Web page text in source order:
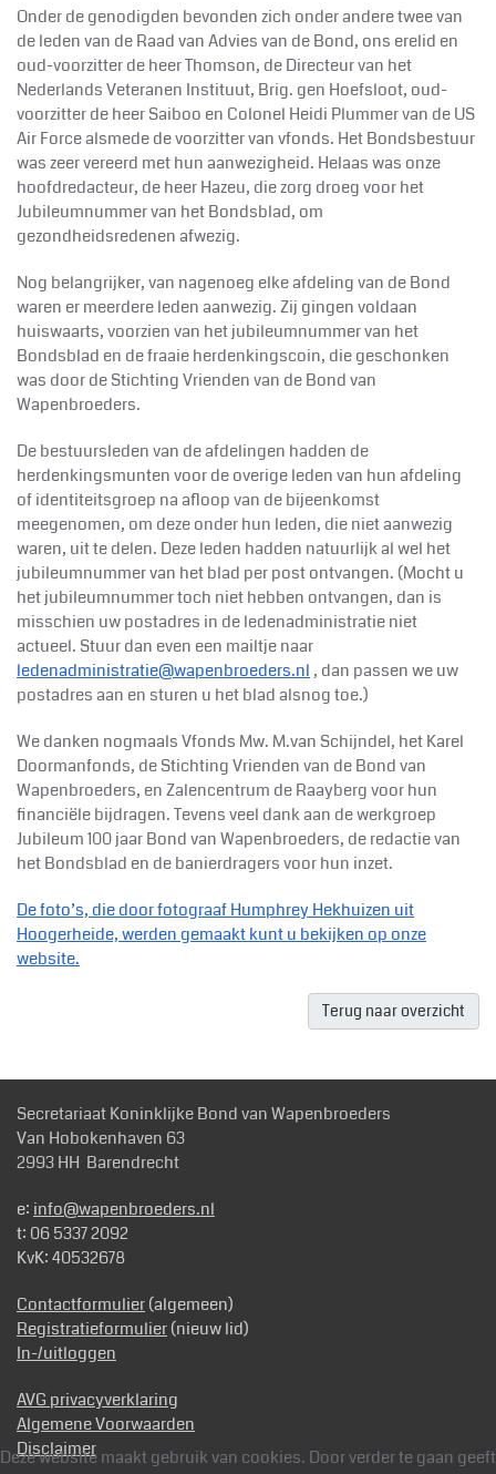
Onder de genodigden bevonden zich onder andere twee van
de leden van de Raad van Advies van de Bond, ons erelid en
oud-voorzitter de heer Thomson, de Directeur van het
Nederlands Veteranen Instituut, Brig. gen Hoefsloot, oud-
voorzitter de heer Saiboo en Colonel Heidi Plummer van de US
Air Force alsmede de voorzitter van vfonds. Het Bondsbestuur
was zeer vereerd met hun aanwezigheid. Helaas was onze
hoofdredacteur, de heer Hazeu, die zorg droeg voor het
Jubileumnummer van het Bondsblad, om
gezondheidsredenen afwezig.
Nog belangrijker, van nagenoeg elke afdeling van de Bond
waren er meerdere leden aanwezig. Zij gingen voldaan
huiswaarts, voorzien van het jubileumnummer van het
Bondsblad en de fraaie herdenkingscoin, die geschonken
was door de Stichting Vrienden van de Bond van
Wapenbroeders.
De bestuursleden van de afdelingen hadden de
herdenkingsmunten voor de overige leden van hun afdeling
of identiteitsgroep na afloop van de bijeenkomst
meegenomen, om deze onder hun leden, die niet aanwezig
waren, uit te delen. Deze leden hadden natuurlijk al wel het
jubileumnummer van het blad per post ontvangen. (Mocht u
het jubileumnummer toch niet hebben ontvangen, dan is
misschien uw postadres in de ledenadministratie niet
actueel. Stuur dan even een mailtje naar
ledenadministratie@wapenbroeders.nl , dan passen we uw
postadres aan en sturen u het blad alsnog toe.)
We danken nogmaals Vfonds Mw. M.van Schijndel, het Karel
Doormanfonds, de Stichting Vrienden van de Bond van
Wapenbroeders, en Zalencentrum de Raayberg voor hun
financiële bijdragen. Tevens veel dank aan de werkgroep
Jubileum 100 jaar Bond van Wapenbroeders, de redactie van
het Bondsblad en de banierdragers voor hun inzet.
De foto’s, die door fotograaf Humphrey Hekhuizen uit
Hoogerheide, werden gemaakt kunt u bekijken op onze
website.
Terug naar overzicht
Secretariaat Koninklijke Bond van Wapenbroeders
Van Hobokenhaven 63
2993 HH Barendrecht
e: info@wapenbroeders.nl
t: 06 5337 2092
KvK: 40532678
Contactformulier(algemeen)
Registratieformulier(nieuw lid)
In-/uitloggen
AVG privacyverklaring
Algemene Voorwaarden
Disclaimer
Deze website maakt gebruik van cookies. Door verder te gaan geeft